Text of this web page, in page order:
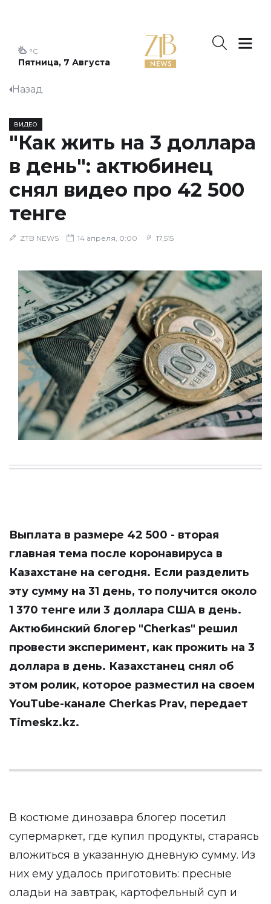
Пятница, 7 Августа
°C
Назад
ВИДЕО
"Как жить на 3 доллара
в день": актюбинец
снял видео про 42 500
тенге
ZTB NEWS 14 апреля, 0:00 17,515
Выплата в размере 42 500 - вторая
главная тема после коронавируса в
Казахстане на сегодня. Если разделить
эту сумму на 31 день, то получится около
1 370 тенге или 3 доллара США в день.
Актюбинский блогер "Cherkas" решил
провести эксперимент, как прожить на 3
доллара в день. Казахстанец снял об
этом ролик, которое разместил на своем
YouTube-канале Cherkas Prav, передает
Timeskz.kz.
В костюме динозавра блогер посетил
супермаркет, где купил продукты, стараясь
вложиться в указанную дневную сумму. Из
них ему удалось приготовить: пресные
оладьи на завтрак, картофельный суп и